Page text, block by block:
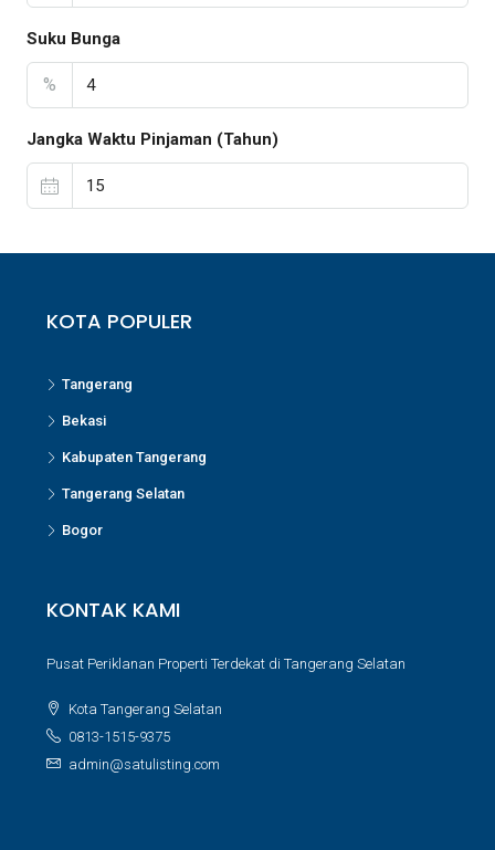
Suku Bunga
%
Jangka Waktu Pinjaman (Tahun)
KOTA POPULER
Tangerang
Bekasi
Kabupaten Tangerang
Tangerang Selatan
Bogor
KONTAK KAMI
Pusat Periklanan Properti Terdekat di Tangerang Selatan
Kota Tangerang Selatan
0813-1515-9375
admin@satulisting.com